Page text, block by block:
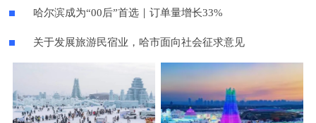
哈尔滨成为“00后”首选｜订单量增长33%
关于发展旅游民宿业，哈市面向社会征求意见